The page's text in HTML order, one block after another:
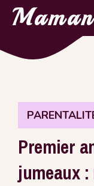
Aller
Premier
jumeaux